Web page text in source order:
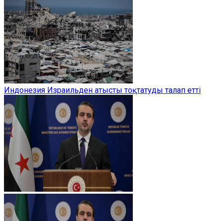
Индонезия Израильден атысты тоқтатуды талап етті